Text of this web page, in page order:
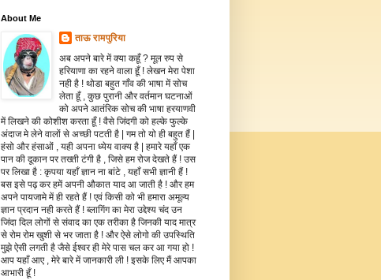
About Me
ताऊ रामपुरिया
अब अपने बारे में क्या कहूँ ? मूल रुप से
हरियाणा का रहने वाला हूँ ! लेखन मेरा पेशा
नही है ! थोडा बहुत गाँव की भाषा में सोच
लेता हूँ , कुछ पुरानी और वर्तमान घटनाओं
को अपने आतंरिक सोच की भाषा हरयाणवी
में लिखने की कोशीश करता हूँ ! वैसे जिंदगी को हल्के फुल्के
अंदाज मे लेने वालों से अच्छी पटती है | गम तो यो ही बहुत हैं |
हंसो और हंसाओं , यही अपना ध्येय वाक्य है | हमारे यहाँ एक
पान की दूकान पर तख्ती टंगी है , जिसे हम रोज देखते हैं ! उस
पर लिखा है : कृपया यहाँ ज्ञान ना बांटे , यहाँ सभी ज्ञानी हैं !
बस इसे पढ़ कर हमें अपनी औकात याद आ जाती है ! और हम
अपने पायजामे में ही रहते हैं ! एवं किसी को भी हमारा अमूल्य
ज्ञान प्रदान नही करते हैं ! ब्लागिंग का मेरा उद्देश्य चंद उन
जिंदा दिल लोगों से संवाद का एक तरीका है जिनकी याद मात्र
से रोम रोम खुशी से भर जाता है ! और ऐसे लोगो की उपस्थिति
मुझे ऐसी लगती है जैसे ईश्वर ही मेरे पास चल कर आ गया हो !
आप यहाँ आए , मेरे बारे में जानकारी ली ! इसके लिए मैं आपका
आभारी हूँ !